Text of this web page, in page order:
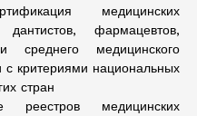
медицинских
фармацевтов,
среднего медицинского
с критериями национальных
стран
медицинских